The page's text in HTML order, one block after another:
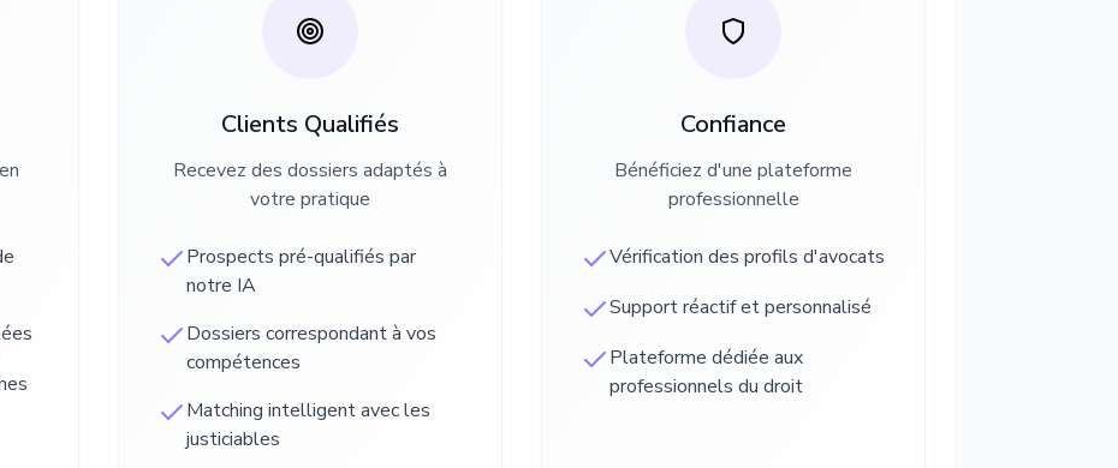
Clients Qualifiés
Recevez des dossiers adaptés à
votre pratique
Prospects pré-qualifiés par
notre IA
Dossiers correspondant à vos
compétences
Matching intelligent avec les
justiciables
Confiance
Bénéficiez d'une plateforme
professionnelle
Vérification des profils d'avocats
Support réactif et personnalisé
Plateforme dédiée aux
professionnels du droit